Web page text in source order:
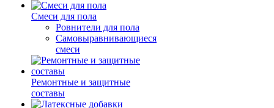
Смеси для пола
Ровнители для пола
Самовыравнивающиеся
смеси
Ремонтные и защитные
составы